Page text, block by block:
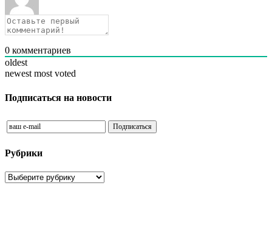
0 комментариев
oldest
newest most voted
Подписаться на новости
Рубрики
Рубрики